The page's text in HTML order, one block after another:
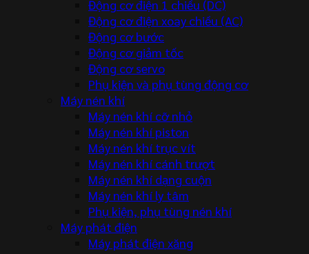
Động cơ điện 1 chiều (DC)
Động cơ điện xoay chiều (AC)
Động cơ bước
Động cơ giảm tốc
Động cơ servo
Phụ kiện và phụ tùng động cơ
Máy nén khí
Máy nén khí cỡ nhỏ
Máy nén khí piston
Máy nén khí trục vít
Máy nén khí cánh trượt
Máy nén khí dạng cuộn
Máy nén khí ly tâm
Phụ kiện, phụ tùng nén khí
Máy phát điện
Máy phát điện xăng